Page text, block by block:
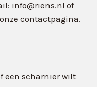
info@riens.nl of
contactpagina.
een scharnier wilt